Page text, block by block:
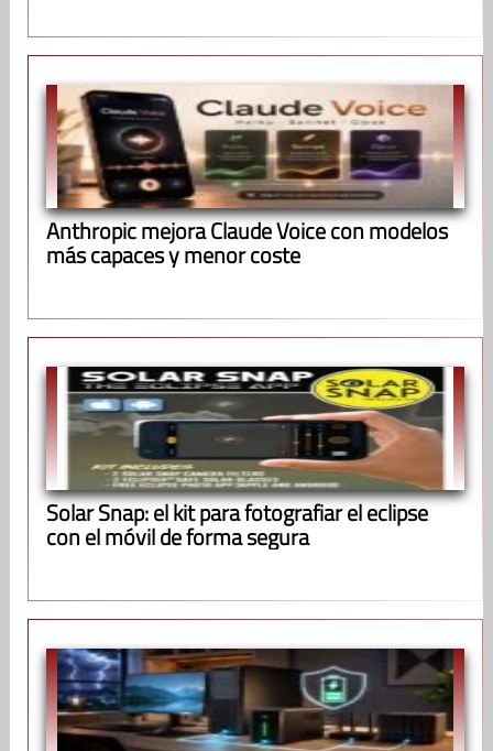
Anthropic mejora Claude Voice con modelos
más capaces y menor coste
Solar Snap: el kit para fotografiar el eclipse
con el móvil de forma segura